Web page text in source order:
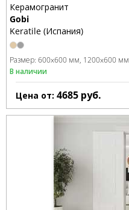
Керамогранит
Gobi
Keratile (Испания)
Размер: 600x600 мм 1200x600 мм
В наличии
Цена от: 4685 руб.